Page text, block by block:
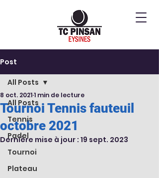
Post
All Posts
Tennis
Padel
Tournoi
Plateau
All Posts
Tournoi Tennis fauteuil
octobre 2021
8 oct. 20211 min de lecture
Dernière mise à jour : 19 sept. 2023